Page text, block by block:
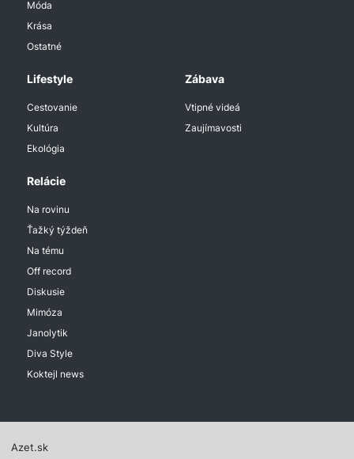
Móda
Krása
Ostatné
Lifestyle
Cestovanie
Kultúra
Ekológia
Zábava
Vtipné videá
Zaujímavosti
Relácie
Na rovinu
Ťažký týždeň
Na tému
Off record
Diskusie
Mimóza
Janolytik
Diva Style
Koktejl news
Azet.sk